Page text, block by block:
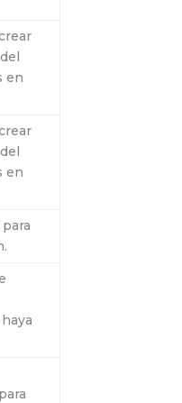
en
en